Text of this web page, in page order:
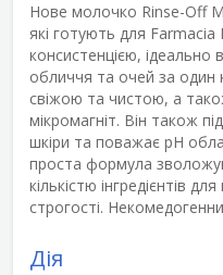
Нове молочко Rinse-Off
які готують для Farmacia
консистенцією, ідеально
обличчя та очей за один
свіжою та чистою, а
мікромагніт. Він також
шкіри та поважає рН
проста формула
кількістю інгредієнтів
строгості.
Дія